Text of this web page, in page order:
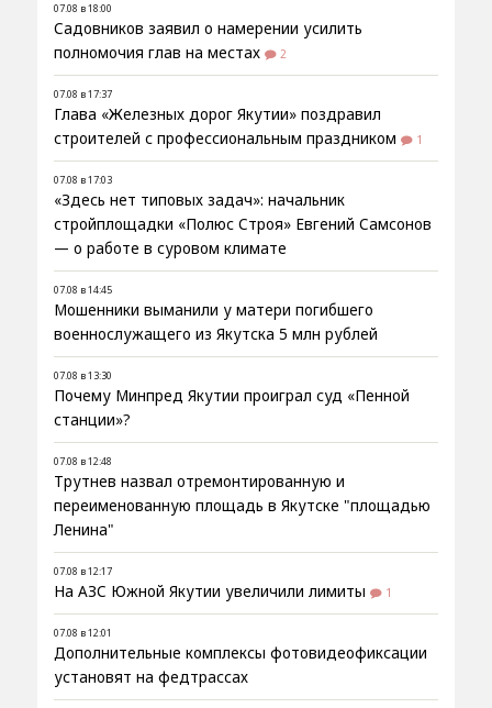
07.08 в 18:00
Садовников заявил о намерении усилить
полномочия глав на местах
2
07.08 в 17:37
Глава «Железных дорог Якутии» поздравил
строителей с профессиональным праздником
1
07.08 в 17:03
«Здесь нет типовых задач»: начальник
стройплощадки «Полюс Строя» Евгений Самсонов
— о работе в суровом климате
07.08 в 14:45
Мошенники выманили у матери погибшего
военнослужащего из Якутска 5 млн рублей
07.08 в 13:30
Почему Минпред Якутии проиграл суд «Пенной
станции»?
07.08 в 12:48
Трутнев назвал отремонтированную и
переименованную площадь в Якутске "площадью
Ленина"
07.08 в 12:17
На АЗС Южной Якутии увеличили лимиты 1
07.08 в 12:01
Дополнительные комплексы фотовидеофиксации
установят на федтрассах